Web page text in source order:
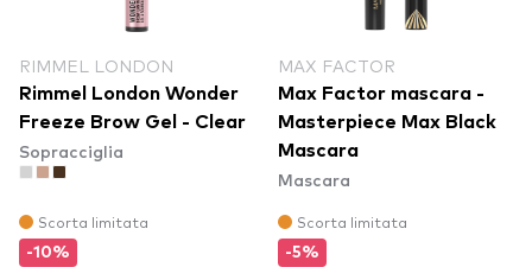
RIMMEL LONDON
Rimmel London Wonder
Freeze Brow Gel - Clear
Sopracciglia
Scorta limitata
-10%
MAX FACTOR
Max Factor mascara -
Masterpiece Max Black
Mascara
Mascara
Scorta limitata
-5%